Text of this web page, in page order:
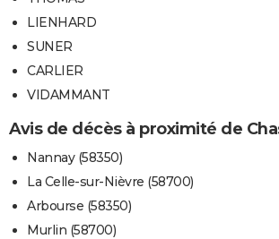
LIENHARD
SUNER
CARLIER
VIDAMMANT
Avis de décès à proximité de
Nannay (58350)
La Celle-sur-Nièvre (58700)
Arbourse (58350)
Murlin (58700)